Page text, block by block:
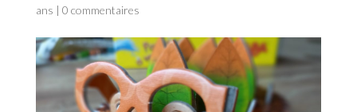
ans | 0 commentaires